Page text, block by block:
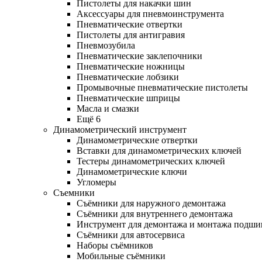
Пистолеты для накачки шин
Аксессуары для пневмоинструмента
Пневматические отвертки
Пистолеты для антигравия
Пневмозубила
Пневматические заклепочники
Пневматические ножницы
Пневматические лобзики
Промывочные пневматические пистолеты
Пневматические шприцы
Масла и смазки
Ещё 6
Динамометрический инструмент
Динамометрические отвертки
Вставки для динамометрических ключей
Тестеры динамометрических ключей
Динамометрические ключи
Угломеры
Съемники
Съёмники для наружного демонтажа
Съёмники для внутреннего демонтажа
Инструмент для демонтажа и монтажа
Съёмники для автосервиса
Наборы съёмников
Мобильные съёмники